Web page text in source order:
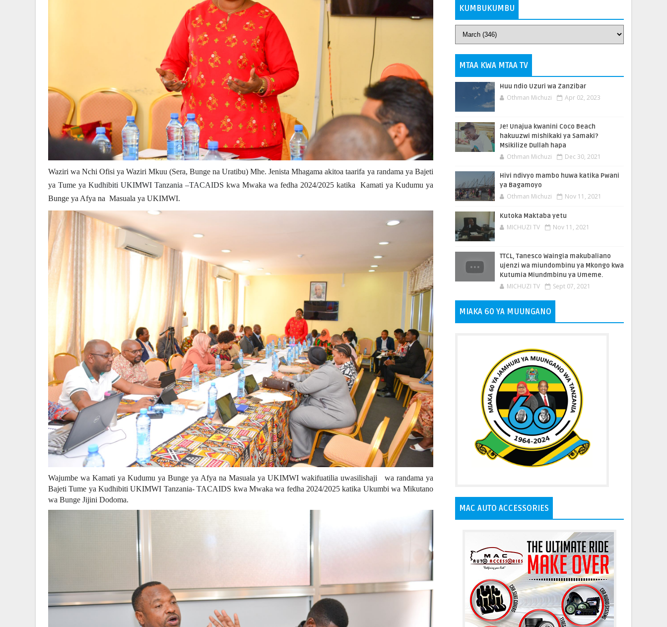
Waziri wa Nchi Ofisi ya Waziri Mkuu (Sera, Bunge na Uratibu) Mhe. Jenista Mhagama akitoa taarifa ya randama ya Bajeti
ya Tume ya Kudhibiti UKIMWI Tanzania –TACAIDS kwa Mwaka wa fedha 2024/2025 katika Kamati ya Kudumu ya
Bunge ya Afya na Masuala ya UKIMWI.
Wajumbe wa Kamati ya Kudumu ya Bunge ya Afya na Masuala ya UKIMWI wakifuatilia uwasilishaji wa randama ya
Bajeti Tume ya Kudhibiti UKIMWI Tanzania- TACAIDS kwa Mwaka wa fedha 2024/2025 katika Ukumbi wa Mikutano
wa Bunge Jijini Dodoma.
KUMBUKUMBU
MTAA KWA MTAA TV
Huu ndio Uzuri wa Zanzibar
Othman Michuzi Apr 02, 2023
Je! Unajua kwanini Coco Beach
hakuuzwi mishikaki ya Samaki?
Msikilize Dullah hapa
Othman Michuzi Dec 30, 2021
Hivi ndivyo mambo huwa katika Pwani
ya Bagamoyo
Othman Michuzi Nov 11, 2021
Kutoka Maktaba yetu
MICHUZI TV Nov 11, 2021
TTCL, Tanesco Waingia makubaliano
ujenzi wa miundombinu ya Mkongo kwa
Kutumia Miundmbinu ya Umeme.
MICHUZI TV Sept 07, 2021
MIAKA 60 YA MUUNGANO
MAC AUTO ACCESSORIES